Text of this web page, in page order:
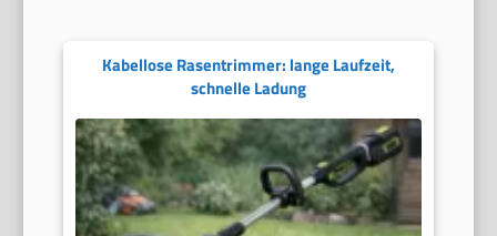
Kabellose Rasentrimmer: lange Laufzeit,
schnelle Ladung